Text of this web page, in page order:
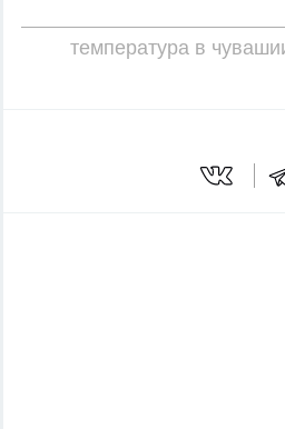
температура в